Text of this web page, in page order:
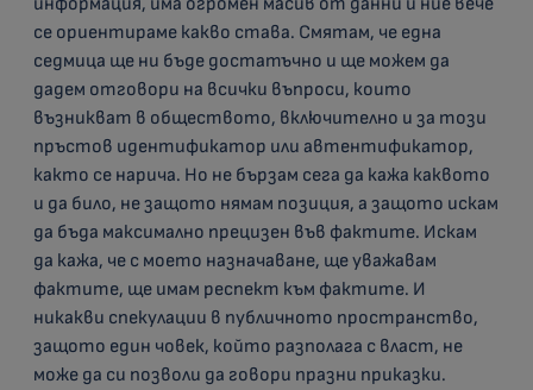
се ориентираме какво става. Смятам, че една
седмица ще ни бъде достатъчно и ще можем да
дадем отговори на всички въпроси, които
възникват в обществото, включително и за този
пръстов идентификатор или автентификатор,
както се нарича. Но не бързам сега да кажа каквото
и да било, не защото нямам позиция, а защото искам
да бъда максимално прецизен във фактите. Искам
да кажа, че с моето назначаване, ще уважавам
фактите, ще имам респект към фактите. И
никакви спекулации в публичното пространство,
защото един човек, който разполага с власт, не
може да си позволи да говори празни приказки.